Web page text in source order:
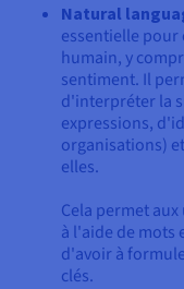
Natural
essentielle pour
humain, y
sentiment. Il
d'interpréter la
expressions,
organisations)
elles.
Cela permet
à l'aide de mots
d'avoir à
clés.